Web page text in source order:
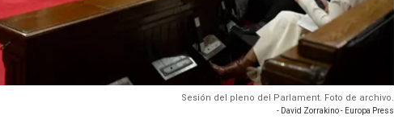
Sesión del pleno del Parlament. Foto de archivo.
- David Zorrakino - Europa Press